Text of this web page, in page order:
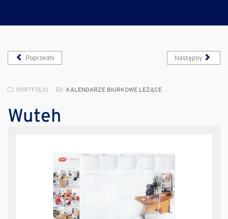
Poprzedni Następny
PORTFOLIO KALENDARZE BIURKOWE LEŻĄCE
Wuteh